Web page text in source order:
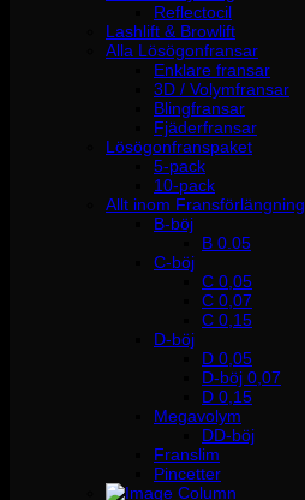
Reflectocil
Lashlift & Browlift
Alla Lösögonfransar
Enklare fransar
3D / Volymfransar
Blingfransar
Fjäderfransar
Lösögonfranspaket
5-pack
10-pack
Allt inom Fransförlängning
B-böj
B 0.05
C-böj
C 0,05
C 0,07
C 0,15
D-böj
D 0,05
D-böj 0,07
D 0,15
Megavolym
DD-böj
Franslim
Pincetter